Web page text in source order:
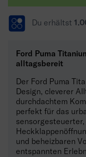
Du erhältst
Ford Puma
alltagsbereit
Der Ford Puma
Design, cleverer
durchdachtem
perfekt für das
und beheizbaren
entspannten